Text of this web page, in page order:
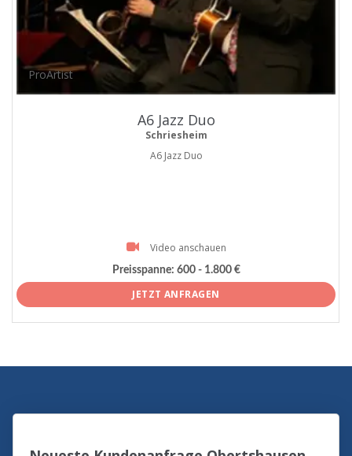
ProArtist
A6 Jazz Duo
Schriesheim
A6 Jazz Duo
Video anschauen
Preisspanne: 600 - 1.800 €
JETZT ANFRAGEN